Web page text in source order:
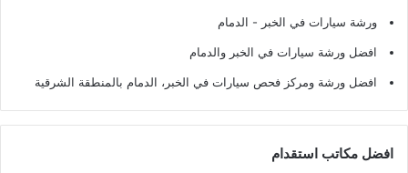
ورشة سيارات في الخبر - الدمام
افضل ورشة سيارات في الخبر والدمام
افضل ورشة ومركز فحص سيارات في الخبر، الدمام بالمنطقة الشرقية
افضل مكاتب استقدام